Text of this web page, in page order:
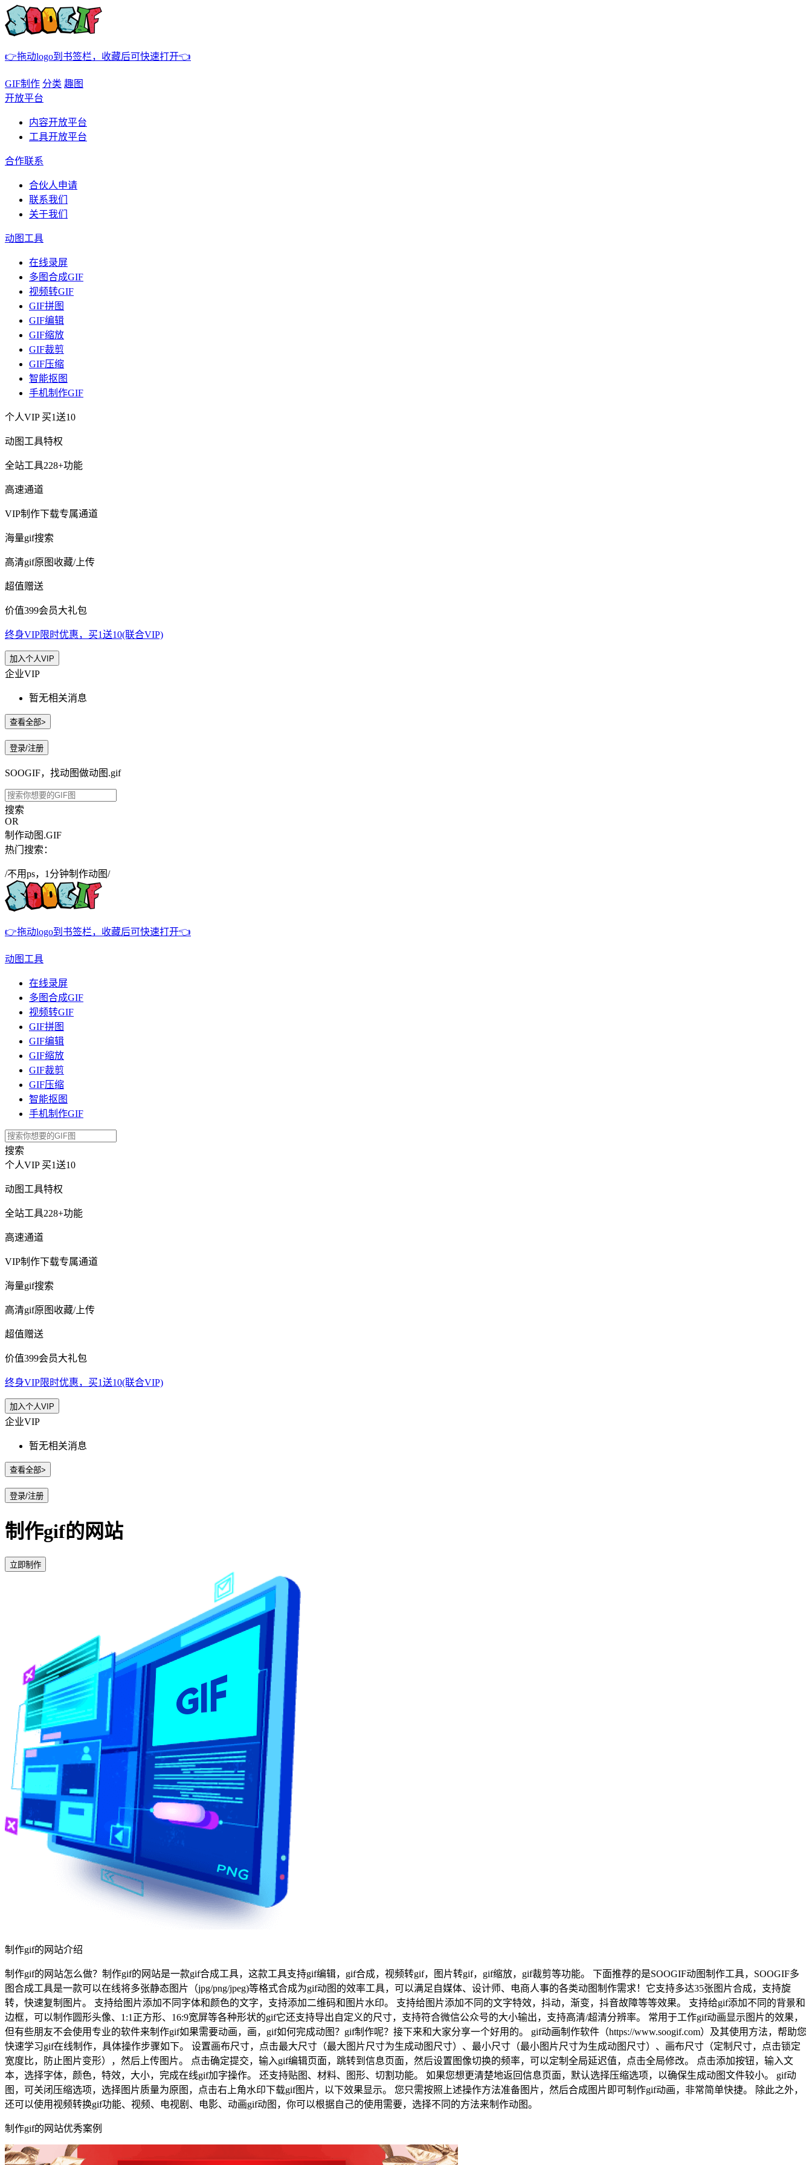
👉拖动logo到书签栏，收藏后可快速打开👈
GIF制作 分类 趣图
开放平台
内容开放平台
工具开放平台
合作联系
合伙人申请
联系我们
关于我们
动图工具
在线录屏
多图合成GIF
视频转GIF
GIF拼图
GIF编辑
GIF缩放
GIF裁剪
GIF压缩
智能抠图
手机制作GIF
个人VIP 买1送10
动图工具特权
全站工具228+功能
高速通道
VIP制作下载专属通道
海量gif搜索
高清gif原图收藏/上传
超值赠送
价值399会员大礼包
终身VIP限时优惠，买1送10(联合VIP)
加入个人VIP
企业VIP
暂无相关消息
查看全部>
登录/注册
SOOGIF，找动图做动图.gif
搜索
OR
制作动图.GIF
热门搜索：
/不用ps，1分钟制作动图/
👉拖动logo到书签栏，收藏后可快速打开👈
动图工具
在线录屏
多图合成GIF
视频转GIF
GIF拼图
GIF编辑
GIF缩放
GIF裁剪
GIF压缩
智能抠图
手机制作GIF
搜索
个人VIP 买1送10
动图工具特权
全站工具228+功能
高速通道
VIP制作下载专属通道
海量gif搜索
高清gif原图收藏/上传
超值赠送
价值399会员大礼包
终身VIP限时优惠，买1送10(联合VIP)
加入个人VIP
企业VIP
暂无相关消息
查看全部>
登录/注册
制作gif的网站
立即制作
制作gif的网站介绍
制作gif的网站怎么做？制作gif的网站是一款gif合成工具，这款工具支持gif编辑，gif合成，视频转gif，图片转gif，gif缩放，gif裁剪等功能。 下面推荐的是SOOGIF动图制作工具，SOOGIF多
图合成工具是一款可以在线将多张静态图片（jpg/png/jpeg)等格式合成为gif动图的效率工具，可以满足自媒体、设计师、电商人事的各类动图制作需求！它支持多达35张图片合成，支持旋
转，快速复制图片。 支持给图片添加不同字体和颜色的文字，支持添加二维码和图片水印。 支持给图片添加不同的文字特效，抖动，渐变，抖音故障等等效果。 支持给gif添加不同的背景和
边框，可以制作圆形头像、1:1正方形、16:9宽屏等各种形状的gif它还支持导出自定义的尺寸，支持符合微信公众号的大小输出，支持高清/超清分辨率。 常用于工作gif动画显示图片的效果，
但有些朋友不会使用专业的软件来制作gif如果需要动画，画，gif如何完成动图？gif制作呢？接下来和大家分享一个好用的。 gif动画制作软件（https://www.soogif.com）及其使用方法，帮助您
快速学习gif在线制作，具体操作步骤如下。 设置画布尺寸，点击最大尺寸（最大图片尺寸为生成动图尺寸）、最小尺寸（最小图片尺寸为生成动图尺寸）、画布尺寸（定制尺寸，点击锁定
宽度比，防止图片变形），然后上传图片。 点击确定提交，输入gif编辑页面，跳转到信息页面，然后设置图像切换的频率，可以定制全局延迟值，点击全局修改。 点击添加按钮，输入文
本，选择字体，颜色，特效，大小，完成在线gif加字操作。 还支持贴图、材料、图形、切割功能。 如果您想更清楚地返回信息页面，默认选择压缩选项，以确保生成动图文件较小。 gif动
图，可关闭压缩选项，选择图片质量为原图，点击右上角水印下载gif图片，以下效果显示。 您只需按照上述操作方法准备图片，然后合成图片即可制作gif动画，非常简单快捷。 除此之外，
还可以使用视频转换gif功能、视频、电视剧、电影、动画gif动图，你可以根据自己的使用需要，选择不同的方法来制作动图。
制作gif的网站优秀案例